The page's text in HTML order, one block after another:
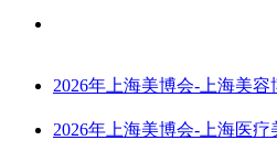
2026年上海美博会-上海美
2026年上海美博会-上海医疗